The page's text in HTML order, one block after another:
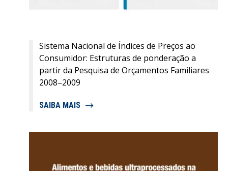
Sistema Nacional de Índices de Preços ao
Consumidor: Estruturas de ponderação a
partir da Pesquisa de Orçamentos Familiares
2008–2009
SAIBA MAIS